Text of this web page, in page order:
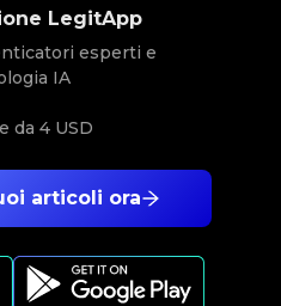
articoli ora
LegitApp
esperti e
IA
da 4 USD